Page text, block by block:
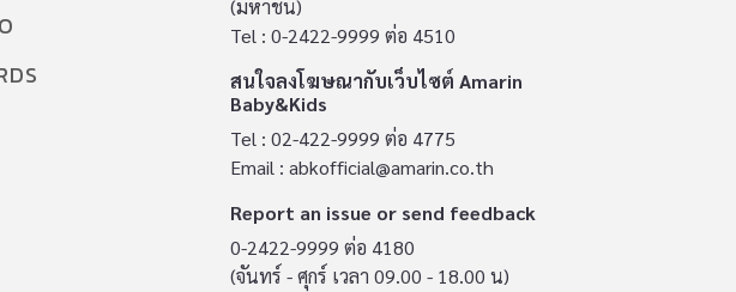
(มหาชน)
Tel : 0-2422-9999 ต่อ 4510
สนใจลงโฆษณากับเว็บไซต์ Amarin
Baby&Kids
Tel : 02-422-9999 ต่อ 4775
Email : abkofficial@amarin.co.th
Report an issue or send feedback
0-2422-9999 ต่อ 4180
(จันทร์ - ศุกร์ เวลา 09.00 - 18.00 น)